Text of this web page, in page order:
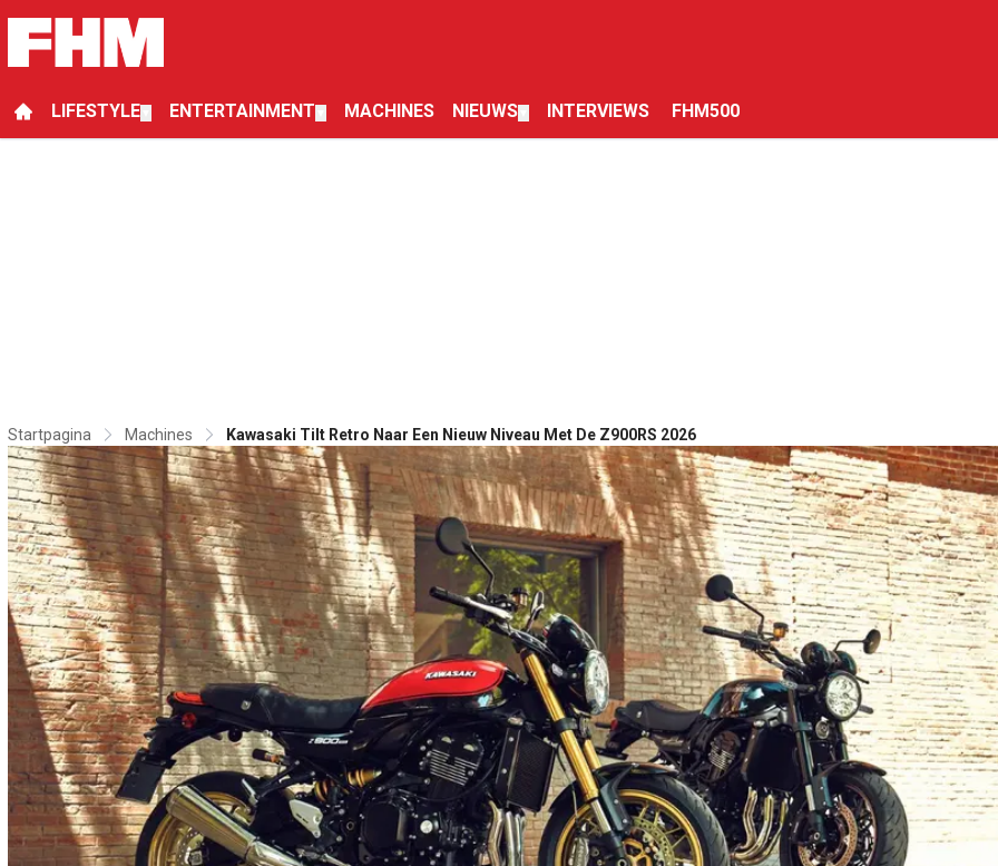
LIFESTYLE ENTERTAINMENT MACHINES NIEUWS INTERVIEWS FHM500
Startpagina Machines Kawasaki Tilt Retro Naar Een Nieuw Niveau Met De Z900RS 2026